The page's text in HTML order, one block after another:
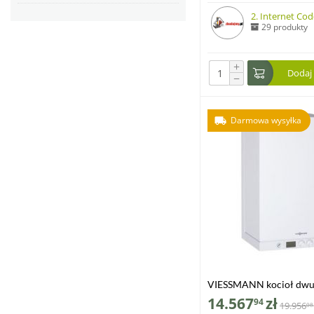
2. Internet
29 produkty
+
−
Darmowa wysyłka
VIESSMANN kocioł
VITODENS 111-W 8,8-
zasobnikiem c.w.u
14.56794zł19.95608